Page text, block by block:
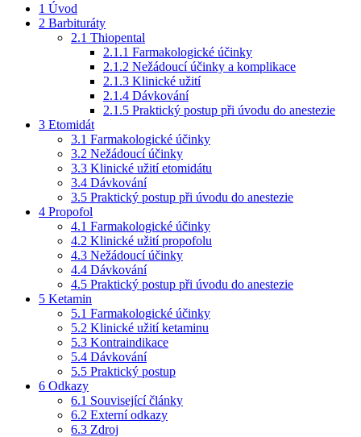
1 Úvod
2 Barbituráty
2.1 Thiopental
2.1.1 Farmakologické účinky
2.1.2 Nežádoucí účinky a komplikace
2.1.3 Klinické užití
2.1.4 Dávkování
2.1.5 Praktický postup při úvodu do anestezie
3 Etomidát
3.1 Farmakologické účinky
3.2 Nežádoucí účinky
3.3 Klinické užití etomidátu
3.4 Dávkování
3.5 Praktický postup při úvodu do anestezie
4 Propofol
4.1 Farmakologické účinky
4.2 Klinické užití propofolu
4.3 Nežádoucí účinky
4.4 Dávkování
4.5 Praktický postup při úvodu do anestezie
5 Ketamin
5.1 Farmakologické účinky
5.2 Klinické užití ketaminu
5.3 Kontraindikace
5.4 Dávkování
5.5 Praktický postup
6 Odkazy
6.1 Související články
6.2 Externí odkazy
6.3 Zdroj